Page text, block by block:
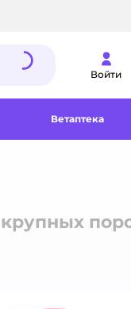
Войти
Ветаптека